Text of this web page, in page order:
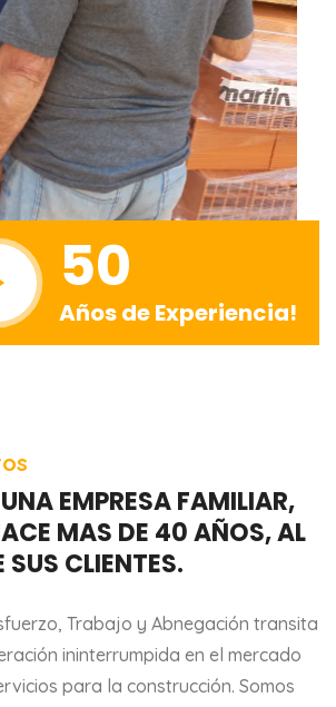
50
Años de Experiencia!
EMPRESA FAMILIAR,
MAS DE 40 AÑOS, AL
SUS CLIENTES.
Trabajo y Abnegación transita
ininterrumpida en el mercado
para la construcción. Somos